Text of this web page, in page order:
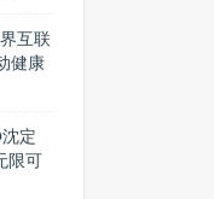
互联
健康
定
限可